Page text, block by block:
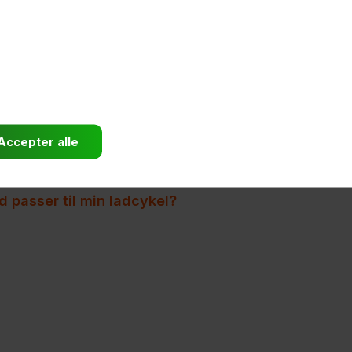
design, og en moderne fortolkning på den
model ved navn
hvilket gør det nemmere at cykle rundt i
passer til min ladcykel?